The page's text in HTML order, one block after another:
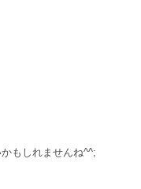
もしれませんね^^;